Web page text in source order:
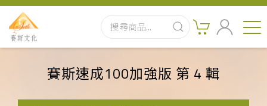
賽斯速成100加強版 第 4 輯